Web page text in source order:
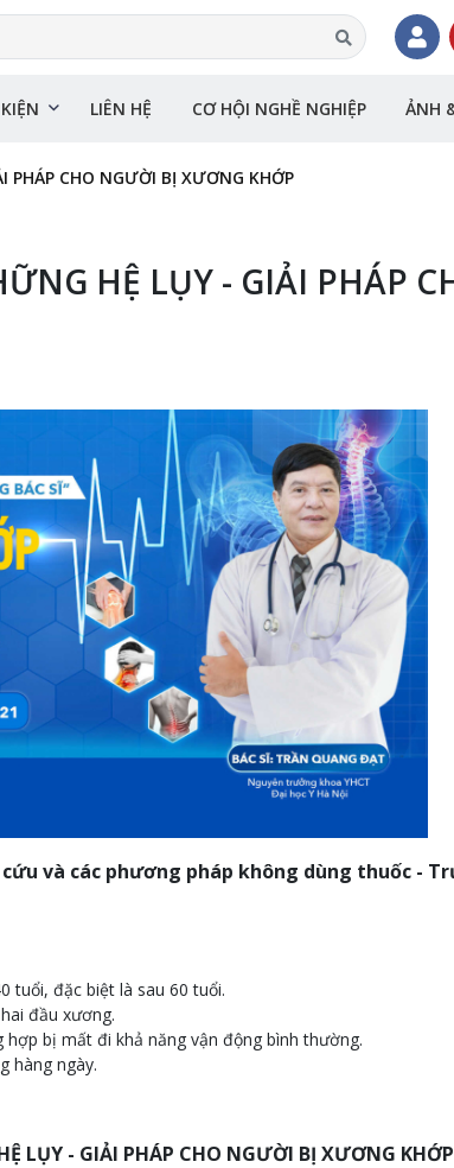
LIÊN HỆ CƠ HỘI NGHỀ NGHIỆP ẢNH
CHO NGƯỜI BỊ XƯƠNG KHỚP
HỆ LỤY - GIẢI PHÁP
và các phương pháp không dùng thuốc -
tuổi, đặc biệt là sau 60 tuổi.
đầu xương.
bị mất đi khả năng vận động bình thường.
hàng ngày.
- GIẢI PHÁP CHO NGƯỜI BỊ XƯƠNG